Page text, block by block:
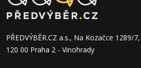
PŘEDVÝBĚR.CZ a.s., Na Kozačce 1289/7,
120 00 Praha 2 - Vinohrady